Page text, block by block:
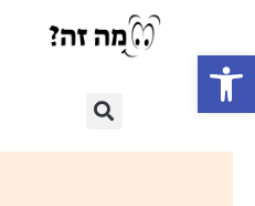
פתח סרגל נגישות